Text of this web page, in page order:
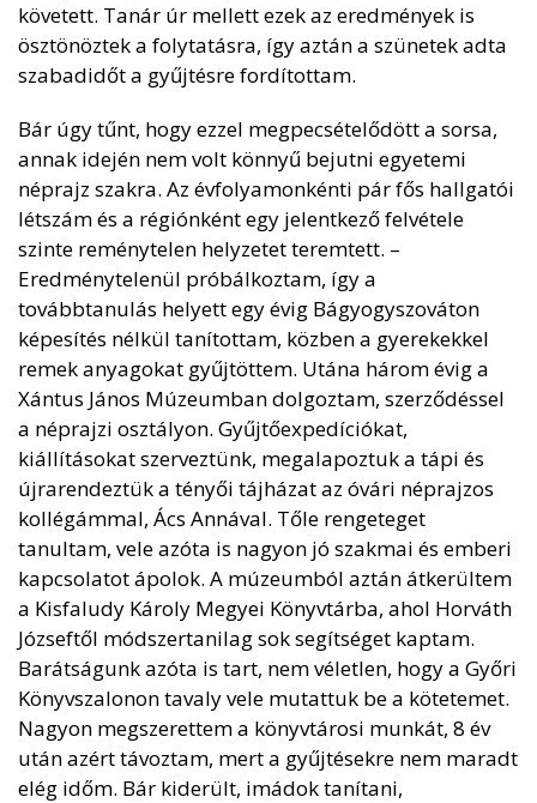
követett. Tanár úr mellett ezek az eredmények is
ösztönöztek a folytatásra, így aztán a szünetek adta
szabadidőt a gyűjtésre fordítottam.
Bár úgy tűnt, hogy ezzel megpecsételődött a sorsa,
annak idején nem volt könnyű bejutni egyetemi
néprajz szakra. Az évfolyamonkénti pár fős hallgatói
létszám és a régiónként egy jelentkező felvétele
szinte reménytelen helyzetet teremtett. –
Eredménytelenül próbálkoztam, így a
továbbtanulás helyett egy évig Bágyogyszováton
képesítés nélkül tanítottam, közben a gyerekekkel
remek anyagokat gyűjtöttem. Utána három évig a
Xántus János Múzeumban dolgoztam, szerződéssel
a néprajzi osztályon. Gyűjtőexpedíciókat,
kiállításokat szerveztünk, megalapoztuk a tápi és
újrarendeztük a tényői tájházat az óvári néprajzos
kollégámmal, Ács Annával. Tőle rengeteget
tanultam, vele azóta is nagyon jó szakmai és emberi
kapcsolatot ápolok. A múzeumból aztán átkerültem
a Kisfaludy Károly Megyei Könyvtárba, ahol Horváth
Józseftől módszertanilag sok segítséget kaptam.
Barátságunk azóta is tart, nem véletlen, hogy a Győri
Könyvszalonon tavaly vele mutattuk be a kötetemet.
Nagyon megszerettem a könyvtárosi munkát, 8 év
után azért távoztam, mert a gyűjtésekre nem maradt
elég időm. Bár kiderült, imádok tanítani,